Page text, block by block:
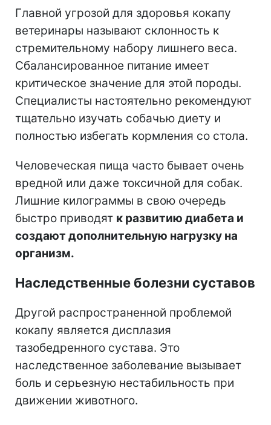
Главной угрозой для здоровья кокапу
ветеринары называют склонность к
стремительному набору лишнего веса.
Сбалансированное питание имеет
критическое значение для этой породы.
Специалисты настоятельно рекомендуют
тщательно изучать собачью диету и
полностью избегать кормления со стола.
Человеческая пища часто бывает очень
вредной или даже токсичной для собак.
Лишние килограммы в свою очередь
быстро приводят к развитию диабета и
создают дополнительную нагрузку на
организм.
Наследственные болезни суставов
Другой распространенной проблемой
кокапу является дисплазия
тазобедренного сустава. Это
наследственное заболевание вызывает
боль и серьезную нестабильность при
движении животного.